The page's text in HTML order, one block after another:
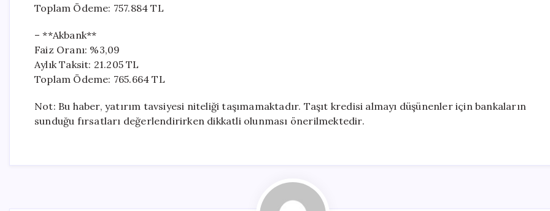
Toplam Ödeme: 757.884 TL
– **Akbank**
Faiz Oranı: %3,09
Aylık Taksit: 21.205 TL
Toplam Ödeme: 765.664 TL
Not: Bu haber, yatırım tavsiyesi niteliği taşımamaktadır. Taşıt kredisi almayı düşünenler için bankaların
sunduğu fırsatları değerlendirirken dikkatli olunması önerilmektedir.